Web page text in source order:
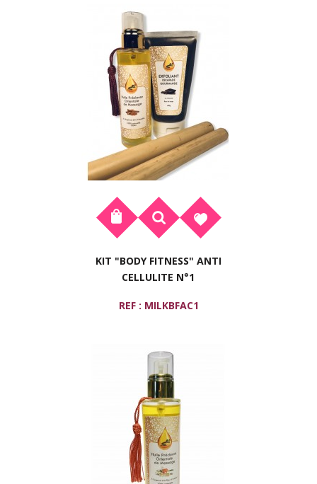
KIT "BODY FITNESS" ANTI
CELLULITE N°1
REF : MILKBFAC1